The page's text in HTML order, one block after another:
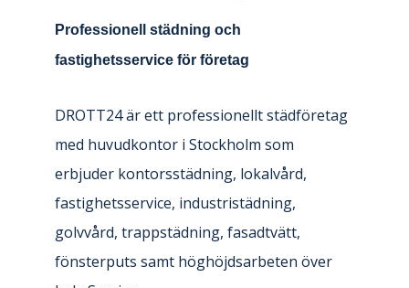
Professionell städning och
fastighetsservice för företag
DROTT24 är ett professionellt städföretag
med huvudkontor i Stockholm som
erbjuder kontorsstädning, lokalvård,
fastighetsservice, industristädning,
golvvård, trappstädning, fasadtvätt,
fönsterputs samt höghöjdsarbeten över